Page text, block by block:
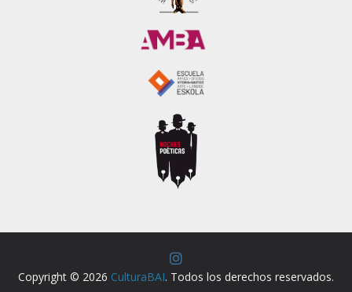
Copyright © 2026 CulturaBAI. Todos los derechos reservados.